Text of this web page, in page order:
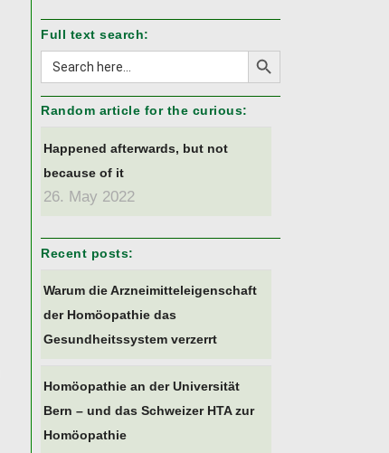
Full text search:
Search
for:
Search Button
Random article for the curious:
Happened afterwards, but not
because of it
26. May 2022
Recent posts:
Warum die Arzneimitteleigenschaft
der Homöopathie das
Gesundheitssystem verzerrt
Homöopathie an der Universität
Bern – und das Schweizer HTA zur
Homöopathie